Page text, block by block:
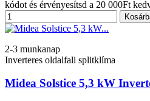
kódot és érvényesítsd a 20 000Ft
2-3 munkanap
Inverteres oldalfali splitklíma
Midea Solstice 5,3 kW